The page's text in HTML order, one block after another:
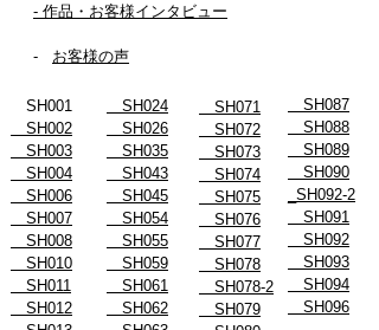
SH001
SH002
SH003
SH004
SH006
SH007
SH008
SH010
SH011
SH024
SH026
SH035
SH043
SH045
SH054
SH055
SH059
SH061
SH071
SH072
SH073
SH074
SH075
SH076
SH077
SH078
SH078-2
SH087
SH088
SH089
SH090
_SH092-2
SH091
SH092
SH093
SH094